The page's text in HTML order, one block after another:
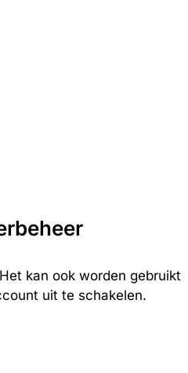
kan ook worden gebruikt
uit te schakelen.